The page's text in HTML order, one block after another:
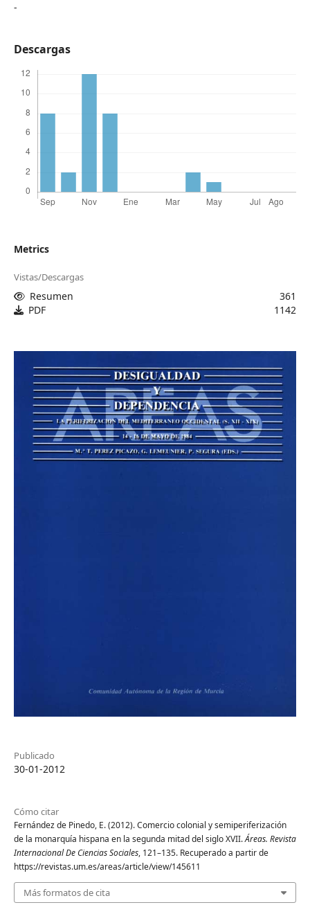
-
Descargas
Metrics
Vistas/Descargas
Resumen
361
PDF
1142
Publicado
30-01-2012
Cómo citar
Fernández de Pinedo, E. (2012). Comercio colonial y semiperiferización
de la monarquía hispana en la segunda mitad del siglo XVII.Áreas. Revista
Internacional De Ciencias Sociales, 121–135. Recuperado a partir de
https://revistas.um.es/areas/article/view/145611
Más formatos de cita